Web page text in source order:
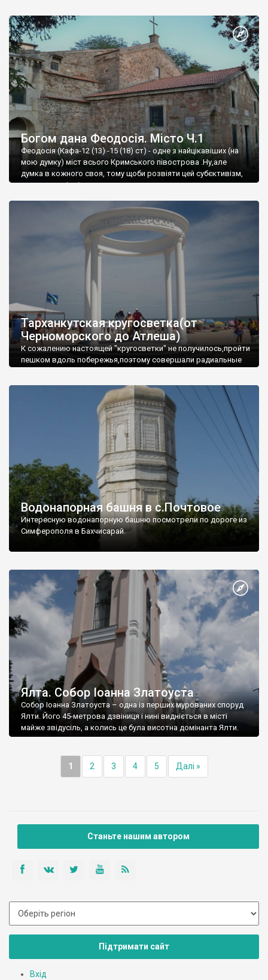
Богом дана Феодосія. Місто Ч.1
Феодосія (Кафа-12 (13) -15 (18) ст) - одне з найцікавіших (на
мою думку) міст всього Кримського півострова .Ну,але
думка в кожного своя, тому щоби розвіяти цей субєктивізм,
запрошую відвідати це
Тарханкутская кругосветка(от
Черноморского до Атлеша)
К сожалению настоящей "кругосветки" не получилось,пройти
пешком вдоль побережья,поэтому совершали радиальные
Водонапорная башня в с.Почтовое
Интересную водонапорную башню посмотрели по дороге из
Симферополя в Бахчисарай.
Ялта. Собор Іоанна Златоуста
Собор Іоанна Златоуста – одна із перших мурованих споруд
Ялти. Його 45-метрова дзвіниця і нині видніється в місті
майже звідусіль, а колись це була висотна домінанта Ялти.
1 2 3 4 5 Далі »
Станьте нашим автором
Підтримати сайт
Вхід